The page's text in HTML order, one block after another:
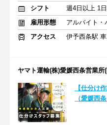
シフト
週4日以上 1
雇用形態
アルバイト・
アクセス
伊予西条駅
ヤマト運輸(株)愛媛西条営業所
【仕分け
（愛媛西